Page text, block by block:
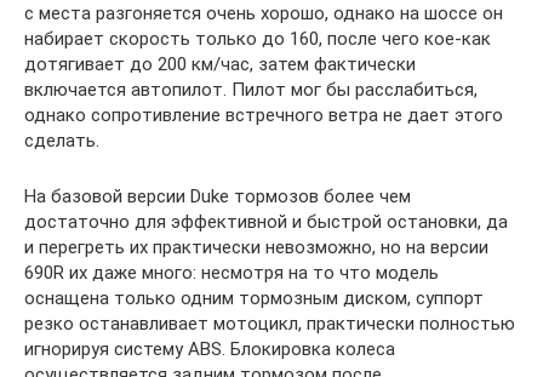
с места разгоняется очень хорошо, однако на шоссе он
набирает скорость только до 160, после чего кое-как
дотягивает до 200 км/час, затем фактически
включается автопилот. Пилот мог бы расслабиться,
однако сопротивление встречного ветра не дает этого
сделать.
На базовой версии Duke тормозов более чем
достаточно для эффективной и быстрой остановки, да
и перегреть их практически невозможно, но на версии
690R их даже много: несмотря на то что модель
оснащена только одним тормозным диском, суппорт
резко останавливает мотоцикл, практически полностью
игнорируя систему ABS. Блокировка колеса